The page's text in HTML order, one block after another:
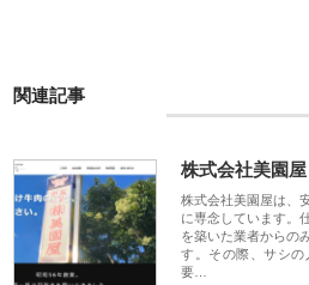
関連記事
株式会社美園屋
株式会社美園屋は、
に専念しています。
を築いた業者からの
す。その際、サシの
要…